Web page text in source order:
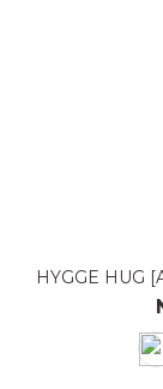
HYGGE HUG